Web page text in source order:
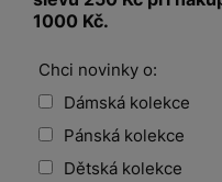
1000 Kč.
Chci novinky o:
Dámská kolekce
Pánská kolekce
Dětská kolekce